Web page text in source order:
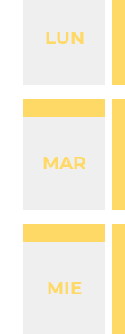
LUN
MAR
MIE